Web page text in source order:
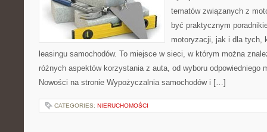
tematów związanych z
być praktycznym
motoryzacji, jak i dla tych,
leasingu samochodów. To miejsce w sieci, w którym można
różnych aspektów korzystania z auta, od wyboru odpowiedniego
Nowości na stronie Wypożyczalnia samochodów i […]
CATEGORIES: NIERUCHOMOŚCI